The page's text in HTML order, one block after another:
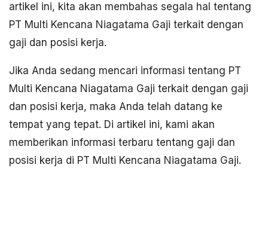
artikel ini, kita akan membahas segala hal tentang
PT Multi Kencana Niagatama Gaji terkait dengan
gaji dan posisi kerja.
Jika Anda sedang mencari informasi tentang PT
Multi Kencana Niagatama Gaji terkait dengan gaji
dan posisi kerja, maka Anda telah datang ke
tempat yang tepat. Di artikel ini, kami akan
memberikan informasi terbaru tentang gaji dan
posisi kerja di PT Multi Kencana Niagatama Gaji.